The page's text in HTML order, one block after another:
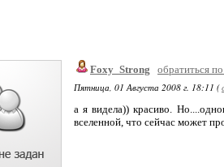
Foxy_Strong
обратиться
Пятница, 01 Августа 2008 г. 18:11 (
а я видела)) красиво.
вселенной, что сейчас может